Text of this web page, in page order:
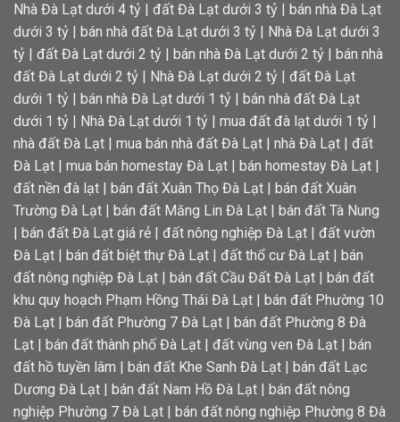
Nhà Đà Lạt dưới 4 tỷ | đất Đà Lạt dưới 3 tỷ | bán nhà Đà Lạt
dưới 3 tỷ | bán nhà đất Đà Lạt dưới 3 tỷ | Nhà Đà Lạt dưới 3
tỷ | đất Đà Lạt dưới 2 tỷ | bán nhà Đà Lạt dưới 2 tỷ | bán nhà
đất Đà Lạt dưới 2 tỷ | Nhà Đà Lạt dưới 2 tỷ | đất Đà Lạt
dưới 1 tỷ | bán nhà Đà Lạt dưới 1 tỷ | bán nhà đất Đà Lạt
dưới 1 tỷ | Nhà Đà Lạt dưới 1 tỷ | mua đất đà lạt dưới 1 tỷ |
nhà đất Đà Lạt | mua bán nhà đất Đà Lạt | nhà Đà Lạt | đất
Đà Lạt | mua bán homestay Đà Lạt | bán homestay Đà Lạt |
đất nền đà lạt | bán đất Xuân Thọ Đà Lạt | bán đất Xuân
Trường Đà Lạt | bán đất Măng Lin Đà Lạt | bán đất Tà Nung
| bán đất Đà Lạt giá rẻ | đất nông nghiệp Đà Lạt | đất vườn
Đà Lạt | bán đất biệt thự Đà Lạt | đất thổ cư Đà Lạt | bán
đất nông nghiệp Đà Lạt | bán đất Cầu Đất Đà Lạt | bán đất
khu quy hoạch Phạm Hồng Thái Đà Lạt | bán đất Phường 10
Đà Lạt | bán đất Phường 7 Đà Lạt | bán đất Phường 8 Đà
Lạt | bán đất thành phố Đà Lạt | đất vùng ven Đà Lạt | bán
đất hồ tuyền lâm | bán đất Khe Sanh Đà Lạt | bán đất Lạc
Dương Đà Lạt | bán đất Nam Hồ Đà Lạt | bán đất nông
nghiệp Phường 7 Đà Lạt | bán đất nông nghiệp Phường 8 Đà